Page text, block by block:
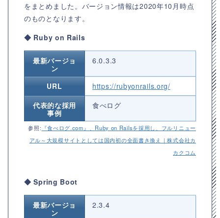
をまとめました。バージョン情報は2020年10月時点
のものとなります。
◆ Ruby on Rails
最新バージョ
ン
6.0.3.3
URL
https://rubyonrails.org/
代表的な採用
事例
食べログ
参照: 『食べログ.com』、Ruby on Railsを採用し、フルリニュー
アル～大規模サイトとしては国内初の全面書き換え｜株式会社カ
カクコム
◆ Spring Boot
最新バージョ
ン
2.3.4